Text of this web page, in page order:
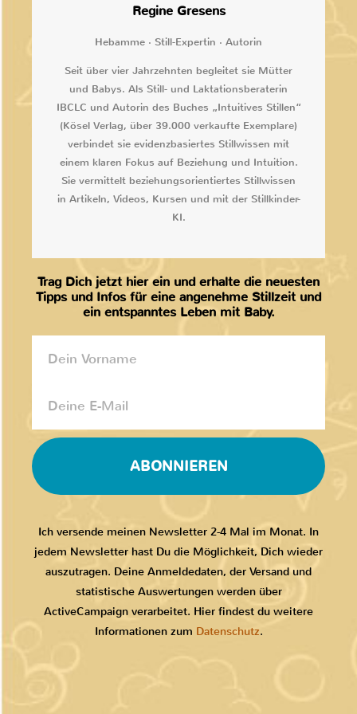
Regine Gresens
Hebamme · Still-Expertin · Autorin
Seit über vier Jahrzehnten begleitet sie Mütter
und Babys. Als Still- und Laktationsberaterin
IBCLC und Autorin des Buches „Intuitives Stillen“
(Kösel Verlag, über 39.000 verkaufte Exemplare)
verbindet sie evidenzbasiertes Stillwissen mit
einem klaren Fokus auf Beziehung und Intuition.
Sie vermittelt beziehungsorientiertes Stillwissen
in Artikeln, Videos, Kursen und mit der Stillkinder-
KI.
Trag Dich jetzt hier ein und erhalte die neuesten
Tipps und Infos für eine angenehme Stillzeit und
ein entspanntes Leben mit Baby.
ABONNIEREN
Ich versende meinen Newsletter 2-4 Mal im Monat. In
jedem Newsletter hast Du die Möglichkeit, Dich wieder
auszutragen. Deine Anmeldedaten, der Versand und
statistische Auswertungen werden über
ActiveCampaign verarbeitet. Hier findest du weitere
Informationen zum Datenschutz.